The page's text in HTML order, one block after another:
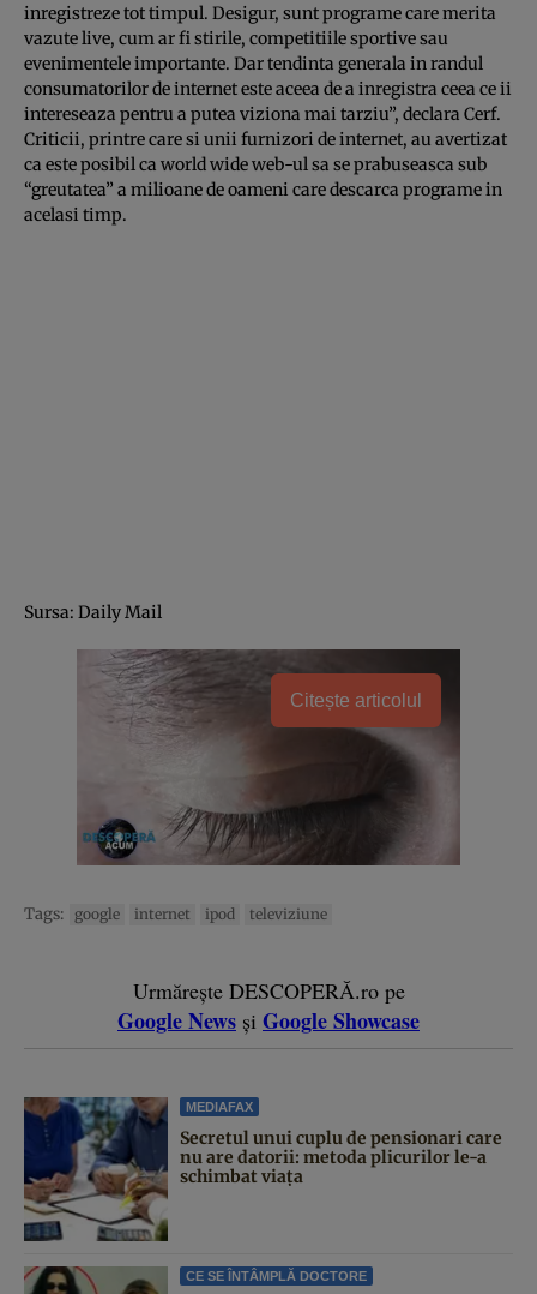
inregistreze tot timpul. Desigur, sunt programe care merita
vazute live, cum ar fi stirile, competitiile sportive sau
evenimentele importante. Dar tendinta generala in randul
consumatorilor de internet este aceea de a inregistra ceea ce ii
intereseaza pentru a putea viziona mai tarziu”, declara Cerf.
Criticii, printre care si unii furnizori de internet, au avertizat
ca este posibil ca world wide web-ul sa se prabuseasca sub
“greutatea” a milioane de oameni care descarca programe in
acelasi timp.
Sursa: Daily Mail
Citește articolul
Tags: google internet ipod televiziune
Urmărește DESCOPERĂ.ro pe
Google News și Google Showcase
MEDIAFAX
Secretul unui cuplu de pensionari care
nu are datorii: metoda plicurilor le-a
schimbat viața
CE SE ÎNTÂMPLĂ DOCTORE